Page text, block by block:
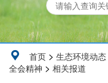
首页 > 生态环境动态
全会精神 > 相关报道